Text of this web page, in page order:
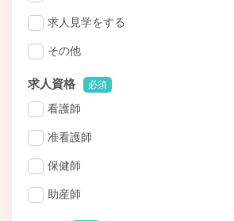
求人見学をする
その他
求人資格 必須
看護師
准看護師
保健師
助産師